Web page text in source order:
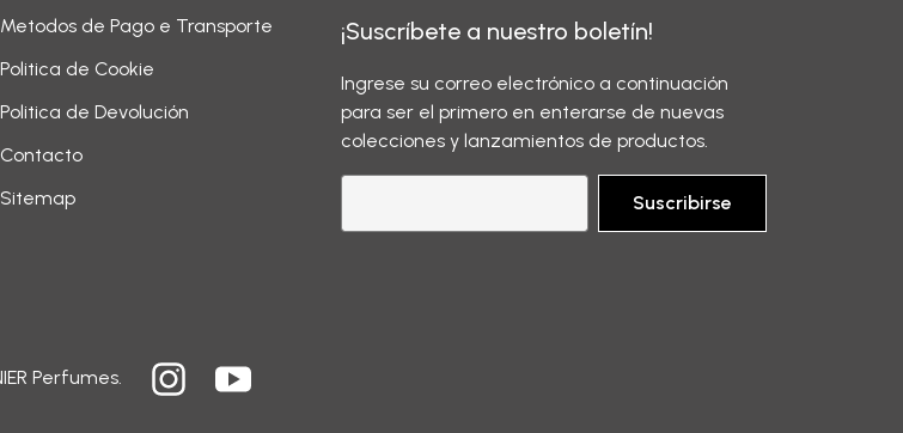
Metodos de Pago e Transporte
Politica de Cookie
Politica de Devolución
Contacto
Sitemap
¡Suscríbete a nuestro boletín!
Ingrese su correo electrónico a continuación
para ser el primero en enterarse de nuevas
colecciones y lanzamientos de productos.
Suscribirse
Perfumes.